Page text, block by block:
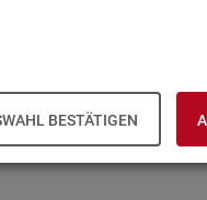
BESTÄTIGEN